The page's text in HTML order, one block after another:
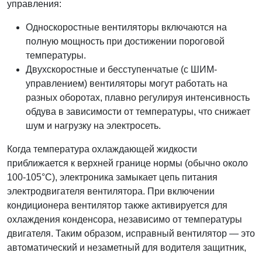
управления:
Односкоростные вентиляторы включаются на
полную мощность при достижении пороговой
температуры.
Двухскоростные и бесступенчатые (с ШИМ-
управлением) вентиляторы могут работать на
разных оборотах, плавно регулируя интенсивность
обдува в зависимости от температуры, что снижает
шум и нагрузку на электросеть.
Когда температура охлаждающей жидкости
приближается к верхней границе нормы (обычно около
100-105°C), электроника замыкает цепь питания
электродвигателя вентилятора. При включении
кондиционера вентилятор также активируется для
охлаждения конденсора, независимо от температуры
двигателя. Таким образом, исправный вентилятор — это
автоматический и незаметный для водителя защитник,